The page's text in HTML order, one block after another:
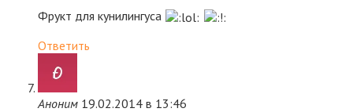
Фрукт для кунилингуса
Ответить
Аноним 19.02.2014 в 13:46